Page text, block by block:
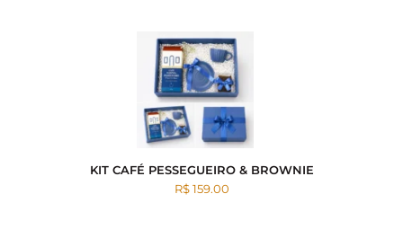
KIT CAFÉ PESSEGUEIRO & BROWNIE
R$ 159.00